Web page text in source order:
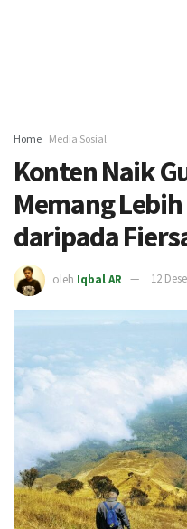
Home Media Sosial
Konten Naik
Memang
daripada
oleh Iqbal AR 12